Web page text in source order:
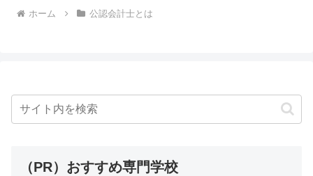
ホーム 公認会計士とは
（PR）おすすめ専門学校